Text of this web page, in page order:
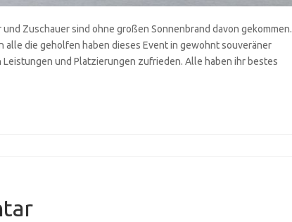
Zuschauer sind ohne großen Sonnenbrand davon gekommen.
alle die geholfen haben dieses Event in gewohnt souveräner
und Platzierungen zufrieden. Alle haben ihr bestes